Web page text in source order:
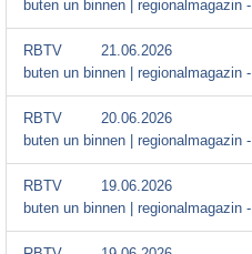
buten un binnen | regionalmagazin -
RBTV
21.06.2026
buten un binnen | regionalmagazin -
RBTV
20.06.2026
buten un binnen | regionalmagazin -
RBTV
19.06.2026
buten un binnen | regionalmagazin -